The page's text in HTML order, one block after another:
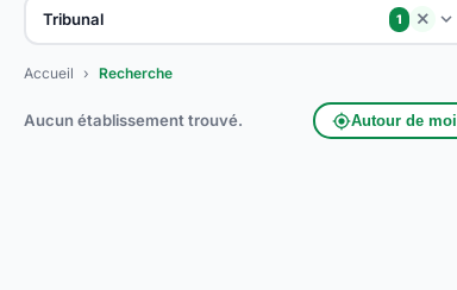
Tribunal 1 close
Accueil › Recherche
Aucun établissement trouvé. my_locationAutour de moi